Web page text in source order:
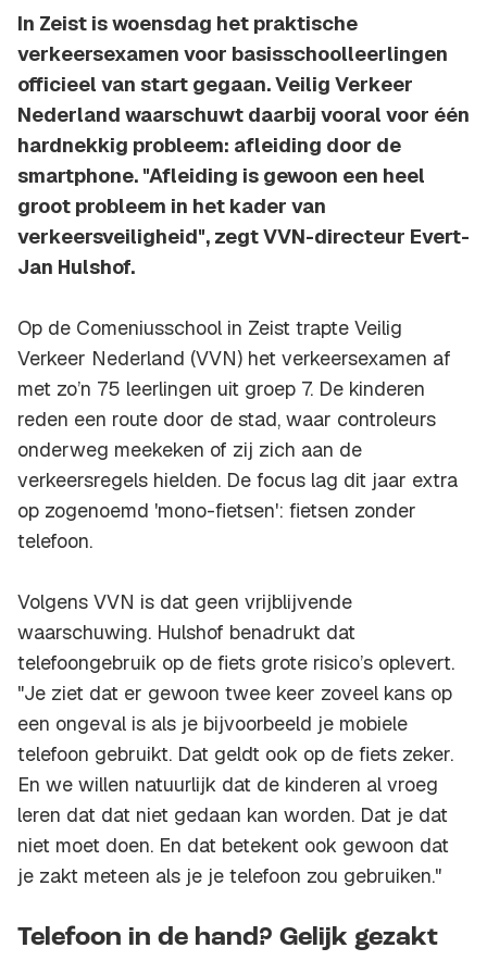
In Zeist is woensdag het praktische
verkeersexamen voor basisschoolleerlingen
officieel van start gegaan. Veilig Verkeer
Nederland waarschuwt daarbij vooral voor één
hardnekkig probleem: afleiding door de
smartphone. "Afleiding is gewoon een heel
groot probleem in het kader van
verkeersveiligheid", zegt VVN-directeur Evert-
Jan Hulshof.
Op de Comeniusschool in Zeist trapte Veilig
Verkeer Nederland (VVN) het verkeersexamen af
met zo’n 75 leerlingen uit groep 7. De kinderen
reden een route door de stad, waar controleurs
onderweg meekeken of zij zich aan de
verkeersregels hielden. De focus lag dit jaar extra
op zogenoemd 'mono-fietsen': fietsen zonder
telefoon.
Volgens VVN is dat geen vrijblijvende
waarschuwing. Hulshof benadrukt dat
telefoongebruik op de fiets grote risico’s oplevert.
"Je ziet dat er gewoon twee keer zoveel kans op
een ongeval is als je bijvoorbeeld je mobiele
telefoon gebruikt. Dat geldt ook op de fiets zeker.
En we willen natuurlijk dat de kinderen al vroeg
leren dat dat niet gedaan kan worden. Dat je dat
niet moet doen. En dat betekent ook gewoon dat
je zakt meteen als je je telefoon zou gebruiken."
Telefoon in de hand? Gelijk gezakt